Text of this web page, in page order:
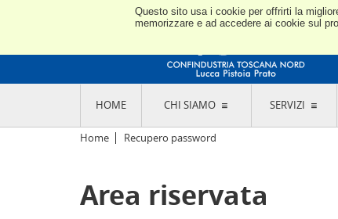
Questo sito usa i cookie per offrirti la
memorizzare e ad accedere ai cookie sul
HOME CHI SIAMO
L'ASSOCIAZIONE
CODICE ETICO E DEI VALORI ASSOCIATIVI
TRASPARENZA CONTRIBUTI PUBBLICI
SERVIZI
Home Recupero password
Area riservata